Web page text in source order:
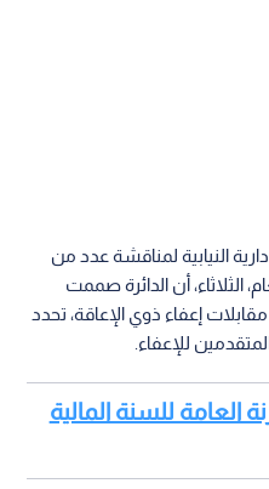
النيابية لمناقشة عدد من
الثلاثاء، أن الدائرة صممت
إعفاء ذوي الإعاقة، تحدد
للإعفاء.
العامة للسنة المالية